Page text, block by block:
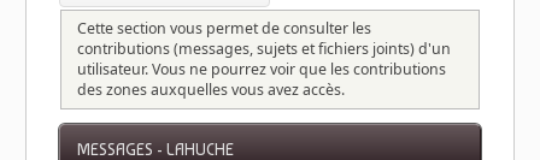
Cette section vous permet de consulter les
contributions (messages, sujets et fichiers joints) d'un
utilisateur. Vous ne pourrez voir que les contributions
des zones auxquelles vous avez accès.
MESSAGES - LAHUCHE